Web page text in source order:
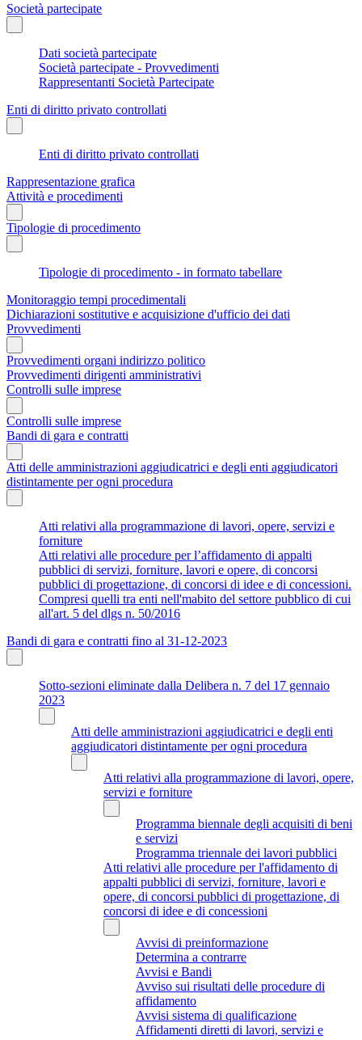
Società partecipate
Dati società partecipate
Società partecipate - Provvedimenti
Rappresentanti Società Partecipate
Enti di diritto privato controllati
Enti di diritto privato controllati
Rappresentazione grafica
Attività e procedimenti
Tipologie di procedimento
Tipologie di procedimento - in formato tabellare
Monitoraggio tempi procedimentali
Dichiarazioni sostitutive e acquisizione d'ufficio dei dati
Provvedimenti
Provvedimenti organi indirizzo politico
Provvedimenti dirigenti amministrativi
Controlli sulle imprese
Controlli sulle imprese
Bandi di gara e contratti
Atti delle amministrazioni aggiudicatrici e degli enti aggiudicatori
distintamente per ogni procedura
Atti relativi alla programmazione di lavori, opere, servizi e
forniture
Atti relativi alle procedure per l’affidamento di appalti
pubblici di servizi, forniture, lavori e opere, di concorsi
pubblici di progettazione, di concorsi di idee e di concessioni.
Compresi quelli tra enti nell'mabito del settore pubblico di cui
all'art. 5 del dlgs n. 50/2016
Bandi di gara e contratti fino al 31-12-2023
Sotto-sezioni eliminate dalla Delibera n. 7 del 17 gennaio
2023
Atti delle amministrazioni aggiudicatrici e degli enti
aggiudicatori distintamente per ogni procedura
Atti relativi alla programmazione di lavori, opere,
servizi e forniture
Programma biennale degli acquisiti di beni
e servizi
Programma triennale dei lavori pubblici
Atti relativi alle procedure per l'affidamento di
appalti pubblici di servizi, forniture, lavori e
opere, di concorsi pubblici di progettazione, di
concorsi di idee e di concessioni
Avvisi di preinformazione
Determina a contrarre
Avvisi e Bandi
Avviso sui risultati delle procedure di
affidamento
Avvisi sistema di qualificazione
Affidamenti diretti di lavori, servizi e